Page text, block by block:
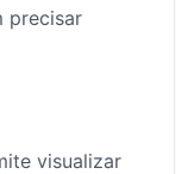
precisar
visualizar